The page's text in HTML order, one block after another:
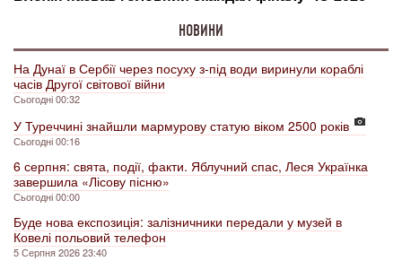
НОВИНИ
На Дунаї в Сербії через посуху з-під води виринули кораблі
часів Другої світової війни
Сьогодні 00:32
У Туреччині знайшли мармурову статую віком 2500 років
Сьогодні 00:16
6 серпня: свята, події, факти. Яблучний спас, Леся Українка
завершила «Лісову пісню»
Сьогодні 00:00
Буде нова експозиція: залізничники передали у музей в
Ковелі польовий телефон
5 Серпня 2026 23:40